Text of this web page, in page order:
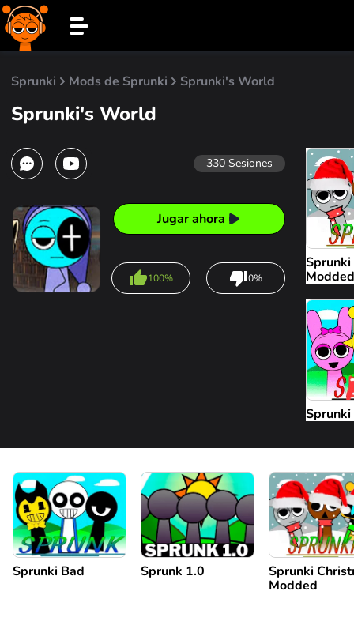
Sprunki Mods de Sprunki Sprunki's World
Sprunki's World
330 Sesiones
Jugar ahora
100% 0%
Modded
Sprunki Bad Sprunk 1.0
Sprunki
Modded